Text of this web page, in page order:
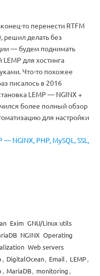
то перенести RTFM
решил делать без
— будем поднимать
LEMP для хостинга
Что-то похожее
писалось в 2016
LEMP — NGINX +
более полный обзор
для настройки
NGINX, PHP, MySQL, SSL,
Exim GNU/Linux utils
NGINX Operating
Web servers
, DigitalOcean, Email , LEMP,
, MariaDB, monitoring ,